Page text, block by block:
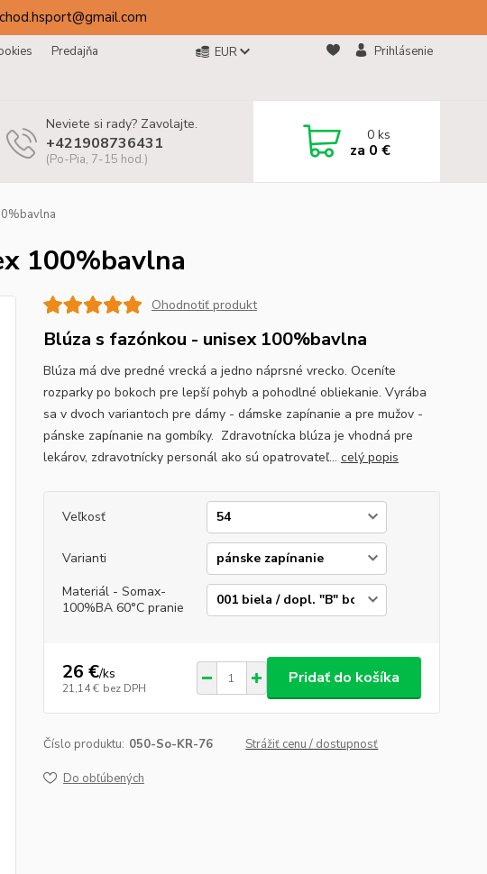
Predajňa
EUR Prihlásenie
Neviete si rady? Zavolajte.
+421908736431
(Po-Pia, 7-15 hod.)
0ks
za 0 €
100%bavlna
Ohodnotiť produkt
Blúza s fazónkou - unisex 100%bavlna
Blúza má dve predné vrecká a jedno náprsné vrecko. Oceníte
rozparky po bokoch pre lepší pohyb a pohodlné obliekanie. Vyrába
sa v dvoch variantoch pre dámy - dámske zapínanie a pre mužov -
pánske zapínanie na gombíky. Zdravotnícka blúza je vhodná pre
lekárov, zdravotnícky personál ako sú opatrovateľ... celý popis
Veľkosť
Varianti
Materiál - Somax-
100%BA 60°C pranie
26 €/ks
21,14 € bez DPH
Pridať do košíka
Číslo produktu: 050-So-KR-76 Strážiť cenu / dostupnosť
Do obľúbených